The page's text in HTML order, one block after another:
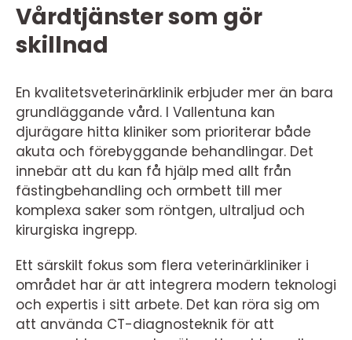
Vårdtjänster som gör
skillnad
En kvalitetsveterinärklinik erbjuder mer än bara
grundläggande vård. I Vallentuna kan
djurägare hitta kliniker som prioriterar både
akuta och förebyggande behandlingar. Det
innebär att du kan få hjälp med allt från
fästingbehandling och ormbett till mer
komplexa saker som röntgen, ultraljud och
kirurgiska ingrepp.
Ett särskilt fokus som flera veterinärkliniker i
området har är att integrera modern teknologi
och expertis i sitt arbete. Det kan röra sig om
att använda CT-diagnosteknik för att